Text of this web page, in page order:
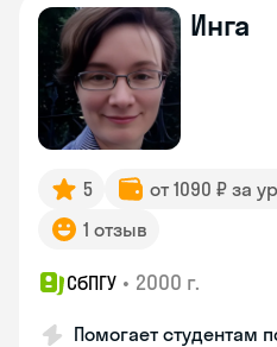
Инга
5 от 1090 ₽ за
1 отзыв
СбПГУ • 2000 г.
Помогает студентам